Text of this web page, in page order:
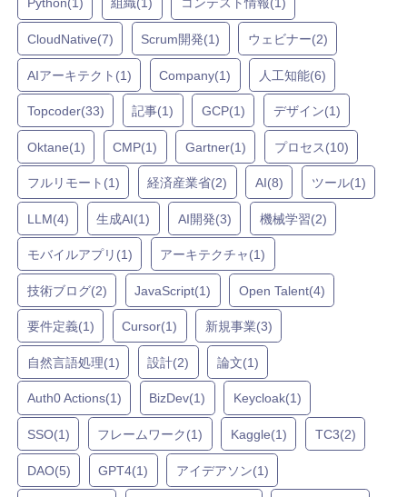
CloudNative(7) Scrum開発(1) ウェビナー(2)
AIアーキテクト(1) Company(1) 人工知能(6)
Topcoder(33) 記事(1) GCP(1) デザイン(1)
Oktane(1) CMP(1) Gartner(1) プロセス(10)
フルリモート(1) 経済産業省(2) AI(8) ツール(1)
LLM(4) 生成AI(1) AI開発(3) 機械学習(2)
モバイルアプリ(1) アーキテクチャ(1)
技術ブログ(2) JavaScript(1) Open Talent(4)
要件定義(1) Cursor(1) 新規事業(3)
自然言語処理(1) 設計(2) 論文(1)
Auth0 Actions(1) BizDev(1) Keycloak(1)
SSO(1) フレームワーク(1) Kaggle(1) TC3(2)
DAO(5) GPT4(1) アイデアソン(1)